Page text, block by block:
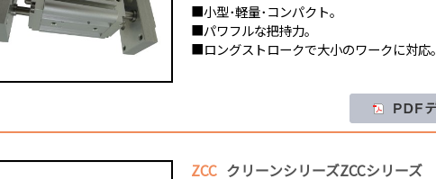
■小型･軽量･コンパクト。
■パワフルな把持力。
■ロングストロークで大小のワークに対応。
ZCC クリーンシリーズZCCシリーズ